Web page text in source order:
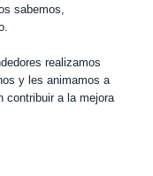
sabemos,
realizamos
y les animamos a
contribuir a la mejora